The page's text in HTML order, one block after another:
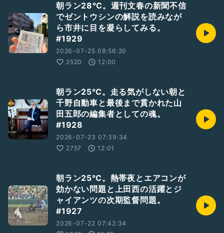
朝ラン28℃。週刊文春の新聞不信
でゼントウシンの解説を読みなが
ら市井に目を凝らしてみる。
#1929
2026-07-25 08:56:20
2520
12:00
朝ラン25℃。走る気がしない朝と
千野自動車と最後まで貫かれた山
田五郎の編集者としての魂。
#1928
2026-07-23 07:39:34
2757
12:01
朝ラン25℃。熱帯夜とエアコンが
効かない問題と上田西の活躍とジ
ャイアンツの次期監督問題。
#1927
2026-07-22 07:42:34